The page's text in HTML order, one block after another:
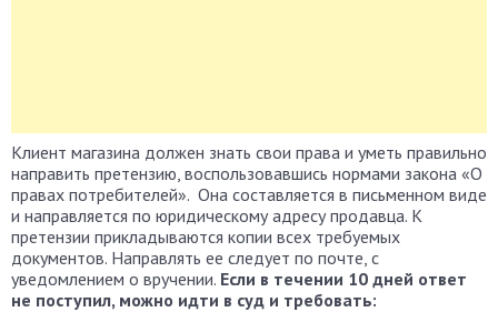
Клиент магазина должен знать свои права и уметь правильно
направить претензию, воспользовавшись нормами закона «О
правах потребителей». Она составляется в письменном виде
и направляется по юридическому адресу продавца. К
претензии прикладываются копии всех требуемых
документов. Направлять ее следует по почте, с
уведомлением о вручении. Если в течении 10 дней ответ
не поступил, можно идти в суд и требовать: